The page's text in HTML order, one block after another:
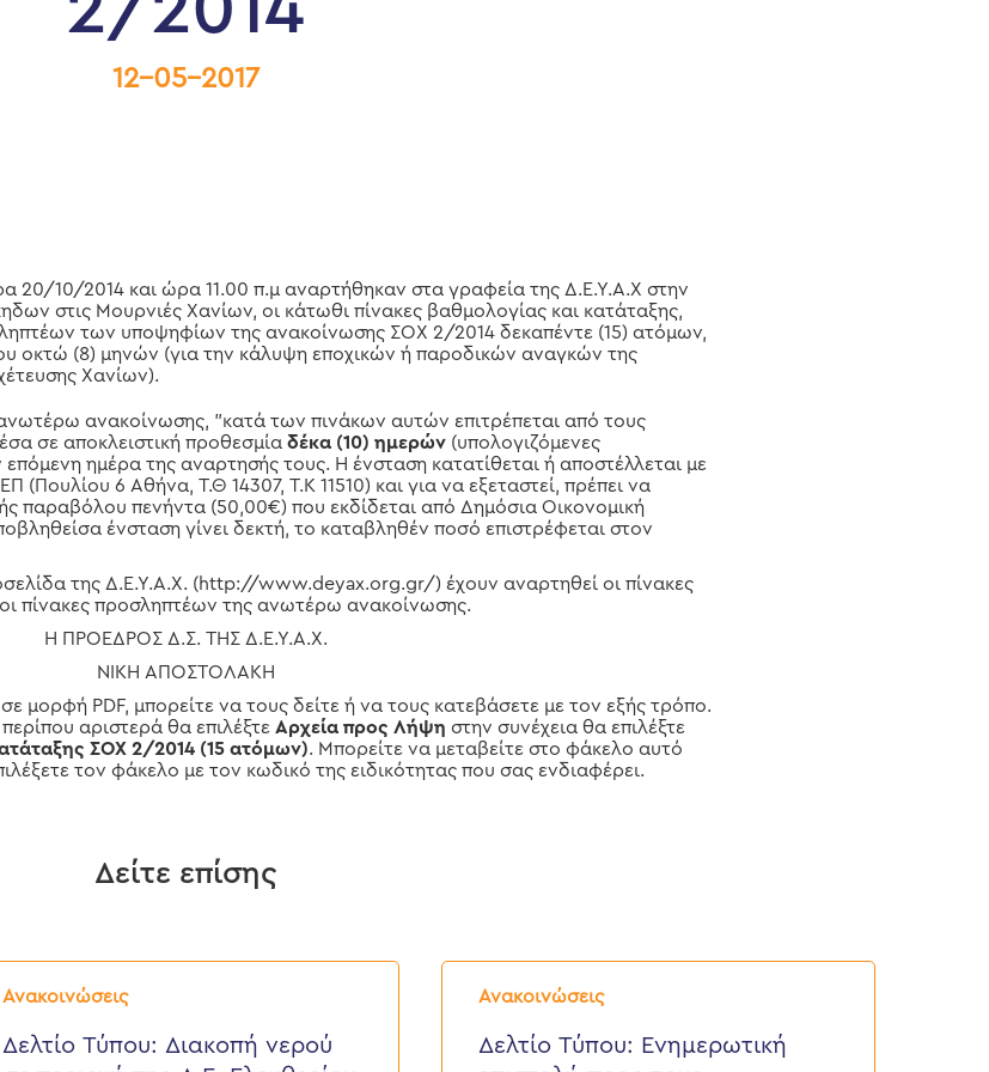
12-05-2017
20/10/2014 και ώρα 11.00 π.μ αναρτήθηκαν στα γραφεία της Δ.Ε.Υ.Α.Χ στην
στις Μουρνιές Χανίων, οι κάτωθι πίνακες βαθμολογίας και κατάταξης,
των υποψηφίων της ανακοίνωσης ΣΟΧ 2/2014 δεκαπέντε (15) ατόμων,
οκτώ (8) μηνών (για την κάλυψη εποχικών ή παροδικών αναγκών της
Χανίων).
ανακοίνωσης, "κατά των πινάκων αυτών επιτρέπεται από τους
σε αποκλειστική προθεσμία δέκα (10) ημερών (υπολογιζόμενες
ημέρα της αναρτησής τους. Η ένσταση κατατίθεται ή αποστέλλεται με
(Πουλίου 6 Αθήνα, Τ.Θ 14307, Τ.Κ 11510) και για να εξεταστεί, πρέπει να
παραβόλου πενήντα (50,00€) που εκδίδεται από Δημόσια Οικονομική
ένσταση γίνει δεκτή, το καταβληθέν ποσό επιστρέφεται στον
της Δ.Ε.Υ.Α.Χ. (http://www.deyax.org.gr/) έχουν αναρτηθεί οι πίνακες
πίνακες προσληπτέων της ανωτέρω ανακοίνωσης.
Η ΠΡΟΕΔΡΟΣ Δ.Σ. ΤΗΣ Δ.Ε.Υ.Α.Χ.
ΝΙΚΗ ΑΠΟΣΤΟΛΑΚΗ
σε μορφή PDF, μπορείτε να τους δείτε ή να τους κατεβάσετε με τον εξής τρόπο.
αριστερά θα επιλέξτε Αρχεία προς Λήψη στην συνέχεια θα επιλέξτε
ΣΟΧ 2/2014 (15 ατόμων). Μπορείτε να μεταβείτε στο φάκελο αυτό
τον φάκελο με τον κωδικό της ειδικότητας που σας ενδιαφέρει.
Δείτε επίσης
Ανακοινώσεις
Δελτίο Τύπου: Διακοπή νερού
Ανακοινώσεις
Δελτίο
Τύπου:
επιστολή
προςΔελτίο Τύπου: Eνημερωτική